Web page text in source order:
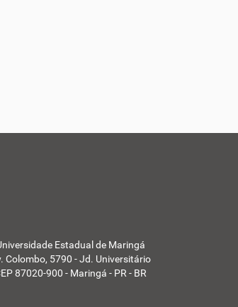
Estadual de Maringá
Colombo, 5790 - Jd. Universitário
87020-900 - Maringá - PR - BR